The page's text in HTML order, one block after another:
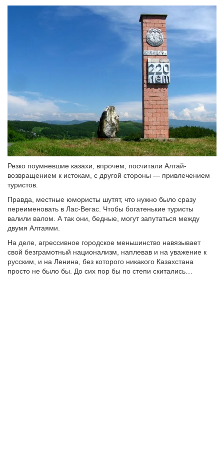
Резко поумневшие казахи, впрочем, посчитали Алтай-
возвращением к истокам, с другой стороны — привлечением
туристов.
Правда, местные юмористы шутят, что нужно было сразу
переименовать в Лас-Вегас. Чтобы богатенькие туристы
валили валом. А так они, бедные, могут запутаться между
двумя Алтаями.
На деле, агрессивное городское меньшинство навязывает
свой безграмотный национализм, наплевав и на уважение к
русским, и на Ленина, без которого никакого Казахстана
просто не было бы. До сих пор бы по степи скитались…